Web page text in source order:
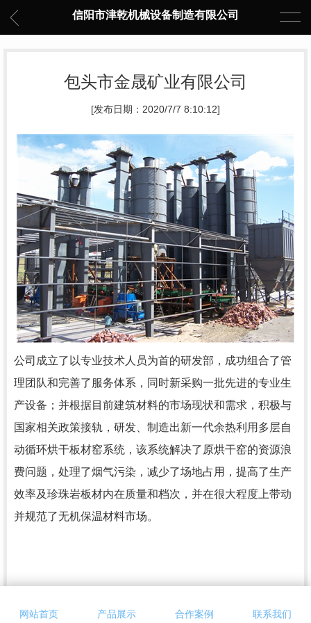
信阳市津乾机械设备制造有限公司
包头市金晟矿业有限公司
[发布日期：2020/7/7 8:10:12]
公司成立了以专业技术人员为首的研发部，成功组合了管
理团队和完善了服务体系，同时新采购一批先进的专业生
产设备；并根据目前建筑材料的市场现状和需求，积极与
国家相关政策接轨，研发、制造出新一代余热利用多层自
动循环烘干板材窑系统，该系统解决了原烘干窑的资源浪
费问题，处理了烟气污染，减少了场地占用，提高了生产
效率及珍珠岩板材内在质量和档次，并在很大程度上带动
并规范了无机保温材料市场。
网站首页 产品展示 合作案例 联系我们